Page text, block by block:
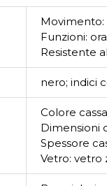
Movimento:
Funzioni:
Resistente
nero; indici
Colore
Dimensioni
Spessore
Vetro: vetro